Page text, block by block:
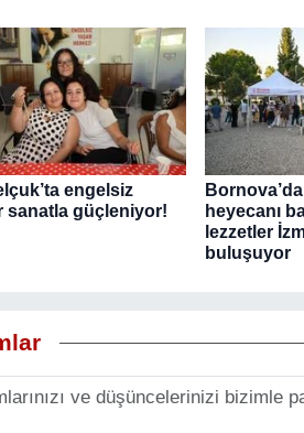
engelsiz
sanatla güçleniyor!
heyecanı
lezzetler
buluşuyor